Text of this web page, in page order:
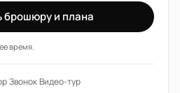
брошюру и плана
время.
·Звонок·Видео-тур